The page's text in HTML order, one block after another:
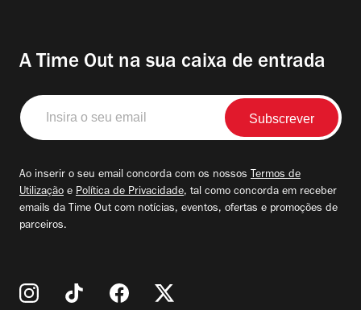
A Time Out na sua caixa de entrada
Insira
o
seu
Ao inserir o seu email concorda com os nossos Termos de
Utilização e Política de Privacidade, tal como concorda em receber
emails da Time Out com notícias, eventos, ofertas e promoções de
parceiros.